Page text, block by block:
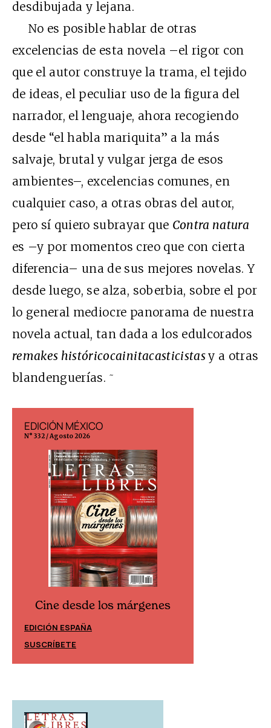
desdibujada y lejana.
No es posible hablar de otras
excelencias de esta novela –el rigor con
que el autor construye la trama, el tejido
de ideas, el peculiar uso de la figura del
narrador, el lenguaje, ahora recogiendo
desde “el habla mariquita” a la más
salvaje, brutal y vulgar jerga de esos
ambientes–, excelencias comunes, en
cualquier caso, a otras obras del autor,
pero sí quiero subrayar que Contra natura
es –y por momentos creo que con cierta
diferencia– una de sus mejores novelas. Y
desde luego, se alza, soberbia, sobre el por
lo general mediocre panorama de nuestra
novela actual, tan dada a los edulcorados
remakes históricocainitacasticistasy a otras
blandenguerías. ~
EDICIÓN MÉXICO
N° 332 / Agosto 2026
Cine desde los márgenes
EDICIÓN ESPAÑA
SUSCRÍBETE